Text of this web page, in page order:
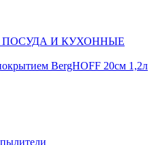
ПОСУДА И КУХОННЫЕ
BergHOFF 20см 1,2л